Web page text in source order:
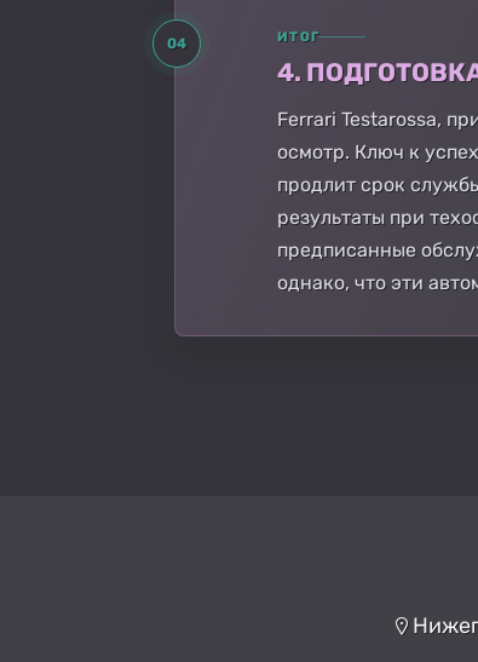
04 ИТОГ
4.
Ferrari Testarossa,
осмотр. Ключ к
продлит срок
результаты при
предписанные
однако, что эти